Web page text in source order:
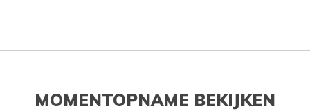
MOMENTOPNAME BEKIJKEN